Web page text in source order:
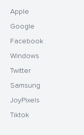
Apple
Google
Facebook
Windows
Twitter
Samsung
JoyPixels
Tiktok